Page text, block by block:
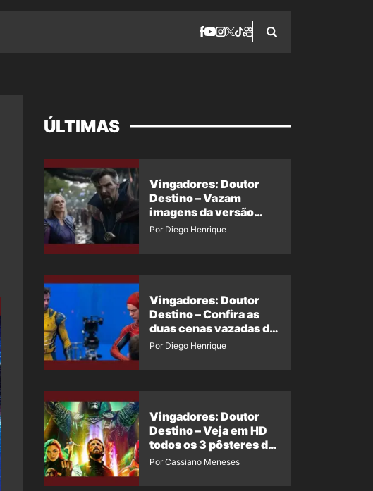
ÚLTIMAS
Vingadores: Doutor
Destino – Vazam
imagens da versão
maligna do Doutor
Por Diego Henrique
Vingadores: Doutor
Destino – Confira as
duas cenas vazadas do
Wolverine e o Homem-
Por Diego Henrique
Vingadores: Doutor
Destino – Veja em HD
todos os 3 pôsteres de
‘Doomsday’ + 1 imagem
Por Cassiano Meneses